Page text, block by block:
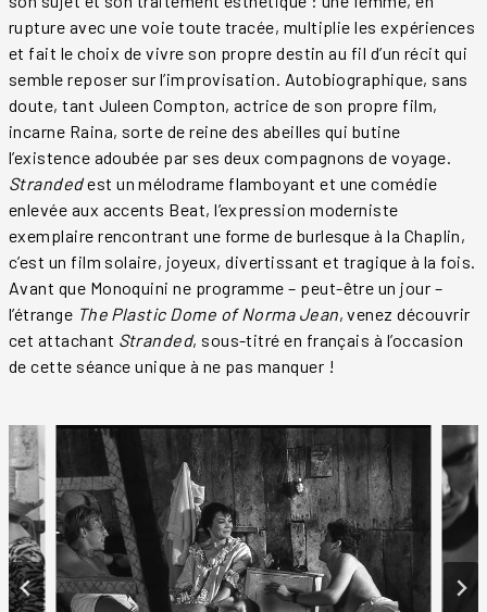
rupture avec une voie toute tracée, multiplie les expériences
et fait le choix de vivre son propre destin au fil d’un récit qui
semble reposer sur l’improvisation. Autobiographique, sans
doute, tant Juleen Compton, actrice de son propre film,
incarne Raina, sorte de reine des abeilles qui butine
l’existence adoubée par ses deux compagnons de voyage.
Strandedest un mélodrame flamboyant et une comédie
enlevée aux accents Beat, l’expression moderniste
exemplaire rencontrant une forme de burlesque à la Chaplin,
c’est un film solaire, joyeux, divertissant et tragique à la fois.
Avant que Monoquini ne programme – peut-être un jour –
l’étrange The Plastic Dome of Norma Jean, venez découvrir
cet attachant Stranded, sous-titré en français à l’occasion
de cette séance unique à ne pas manquer !